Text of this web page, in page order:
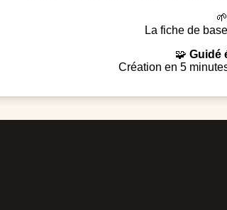
La fiche de
Guidé
Création en 5